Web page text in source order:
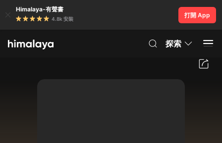
Himalaya-有聲書
4.8k 安裝
打開 App
探索